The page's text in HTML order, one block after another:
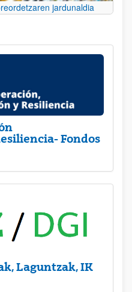
jardunaldia
Fondos
Laguntzak, IK